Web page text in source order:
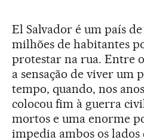
El Salvador é um país
milhões de habitantes
protestar na rua. Entre
a sensação de viver um
tempo, quando, nos
colocou fim à guerra
mortos e uma enorme
impedia ambos os